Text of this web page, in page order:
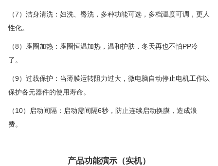
（7） 洁身清洗：妇洗、臀洗，多种功能可选，多档温度可调，更人
性化。
（8） 座圈加热： 座圈恒温加热，温和护肤，冬天再也不怕PP冷
了。
（9）过载保护：当薄膜运转阻力过大，微电脑自动停止电机工作以
保护各元器件的使用寿命。
（10）启动间隔：启动需间隔6秒，防止连续启动换膜，造成浪
费。
产品功能演示（实机）